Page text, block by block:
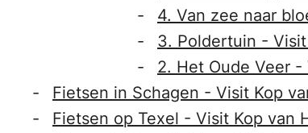
4. Van zee naar
3. Poldertuin -
2. Het Oude Veer
Fietsen in Schagen - Visit Kop
Fietsen op Texel - Visit Kop van